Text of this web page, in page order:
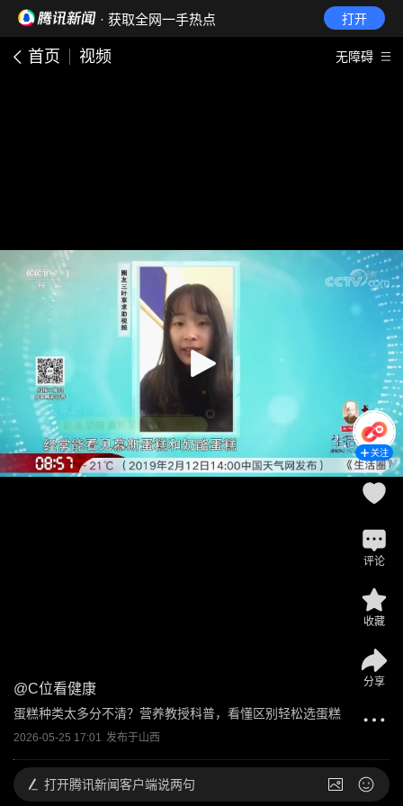
· 获取全网一手热点 打开
首页 视频 无障碍
@C位看健康
蛋糕种类太多分不清？营养教授科普，看懂区别轻松选蛋糕
2026-05-25 17:01 发布于山西
关注
评论
收藏
分享
打开腾讯新闻客户端说两句